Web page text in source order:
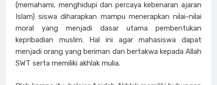
(memahami, menghidupi dan percaya kebenaran ajaran
Islam) siswa diharapkan mampu menerapkan nilai-nilai
moral yang menjadi dasar utama pembentukan
kepribadian muslim. Hal ini agar mahasiswa dapat
menjadi orang yang beriman dan bertakwa kepada Allah
SWT serta memiliki akhlak mulia.